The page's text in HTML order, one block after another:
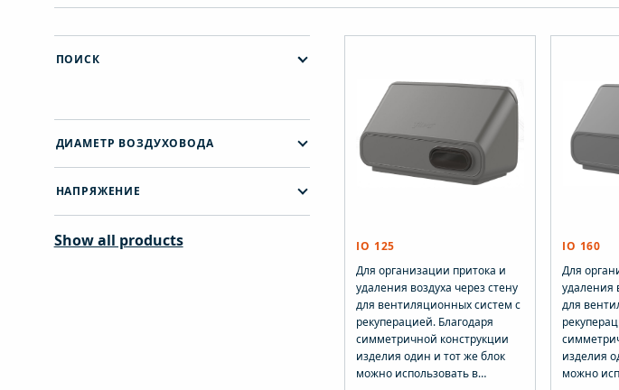
О
НАЙТИ ДИЛЕРА СВЯЖИТЕСЬ С НАМИ
ПОИСК
ДИАМЕТР ВОЗДУХОВОДА
НАПРЯЖЕНИЕ
Show all products
IO 125
Для организации притока и
удаления воздуха через стену
для вентиляционных систем с
рекуперацией. Благодаря
симметричной конструкции
изделия один и тот же блок
можно использовать в
IO 160
Для
удаления
для
изделия
можно